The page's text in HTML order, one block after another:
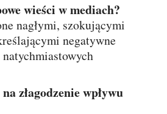
wieści w mediach?
nagłymi, szokującymi
negatywne